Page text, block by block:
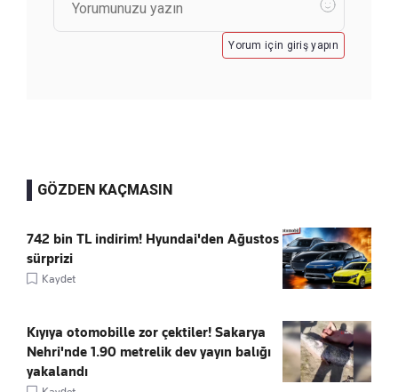
Yorum için giriş yapın
GÖZDEN KAÇMASIN
742 bin TL indirim! Hyundai'den Ağustos
sürprizi
Kaydet
Kıyıya otomobille zor çektiler! Sakarya
Nehri'nde 1.90 metrelik dev yayın balığı
yakalandı